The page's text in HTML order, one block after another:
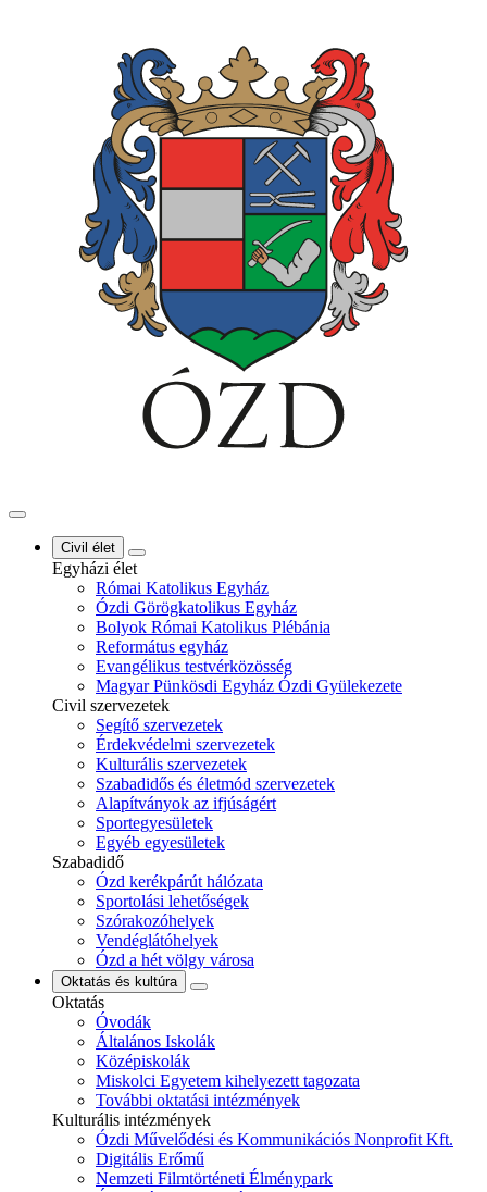
Civil élet
Egyházi élet
Római Katolikus Egyház
Ózdi Görögkatolikus Egyház
Bolyok Római Katolikus Plébánia
Református egyház
Evangélikus testvérközösség
Magyar Pünkösdi Egyház Ózdi Gyülekezete
Civil szervezetek
Segítő szervezetek
Érdekvédelmi szervezetek
Kulturális szervezetek
Szabadidős és életmód szervezetek
Alapítványok az ifjúságért
Sportegyesületek
Egyéb egyesületek
Szabadidő
Ózd kerékpárút hálózata
Sportolási lehetőségek
Szórakozóhelyek
Vendéglátóhelyek
Ózd a hét völgy városa
Oktatás és kultúra
Oktatás
Óvodák
Általános Iskolák
Középiskolák
Miskolci Egyetem kihelyezett tagozata
További oktatási intézmények
Kulturális intézmények
Ózdi Művelődési és Kommunikációs Nonprofit Kft.
Digitális Erőmű
Nemzeti Filmtörténeti Élménypark